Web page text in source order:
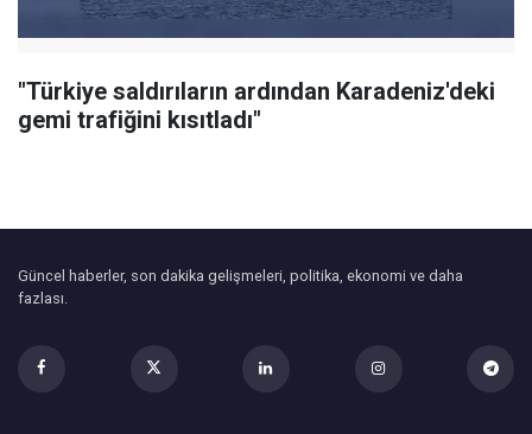
"Türkiye saldırıların ardından Karadeniz'deki
gemi trafiğini kısıtladı"
Güncel haberler, son dakika gelişmeleri, politika, ekonomi ve daha
fazlası.